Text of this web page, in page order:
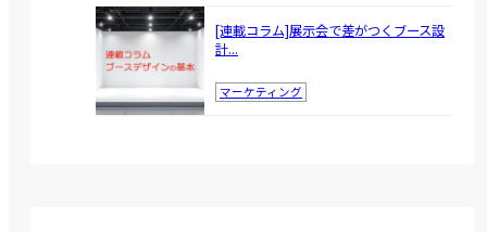
[連載コラム]展示会で差がつくブース設
計...
マーケティング